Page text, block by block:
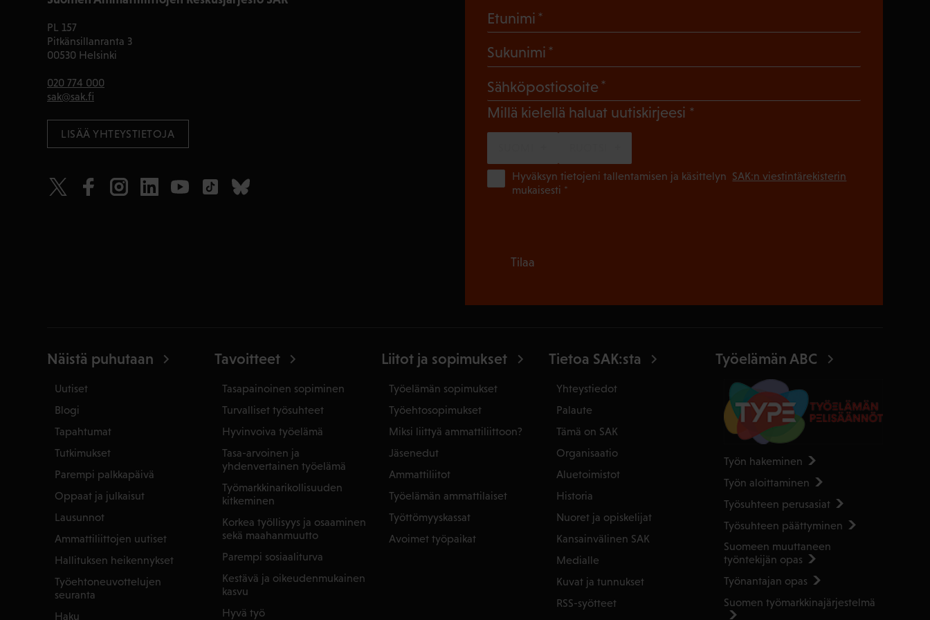
PL 157
Pitkänsillanranta 3
00530 Helsinki
020 774 000
sak@sak.fi
LISÄÄ YHTEYSTIETOJA
Etunimi
Sukunimi
Sähköpostiosoite
Millä kielellä haluat uutiskirjeesi (Pakollinen)
Hyväksyn tietojeni tallentamisen ja käsittelyn SAK:n viestintärekisterin
mukaisesti *
Tilaa
Näistä puhutaan
Uutiset
Blogi
Tapahtumat
Tutkimukset
Parempi palkkapäivä
Oppaat ja julkaisut
Lausunnot
Ammattiliittojen uutiset
Hallituksen heikennykset
Työehtoneuvottelujen
seuranta
Haku
Tavoitteet
Tasapainoinen sopiminen
Turvalliset työsuhteet
Hyvinvoiva työelämä
Tasa-arvoinen ja
yhdenvertainen työelämä
Työmarkkinarikollisuuden
kitkeminen
Korkea työllisyys ja osaaminen
sekä maahanmuutto
Parempi sosiaaliturva
Kestävä ja oikeudenmukainen
kasvu
Hyvä työ
Liitot ja sopimukset
Työelämän sopimukset
Työehtosopimukset
Miksi liittyä ammattiliittoon?
Jäsenedut
Ammattiliitot
Työelämän ammattilaiset
Työttömyyskassat
Avoimet työpaikat
Tietoa SAK:sta
Yhteystiedot
Palaute
Tämä on SAK
Organisaatio
Aluetoimistot
Historia
Nuoret ja opiskelijat
Kansainvälinen SAK
Medialle
Kuvat ja tunnukset
RSS-syötteet
Työelämän ABC
Työn hakeminen
Työn aloittaminen
Työsuhteen perusasiat
Työsuhteen päättyminen
Suomeen muuttaneen
työntekijän opas
Työnantajan opas
Suomen työmarkkinajärjestelmä